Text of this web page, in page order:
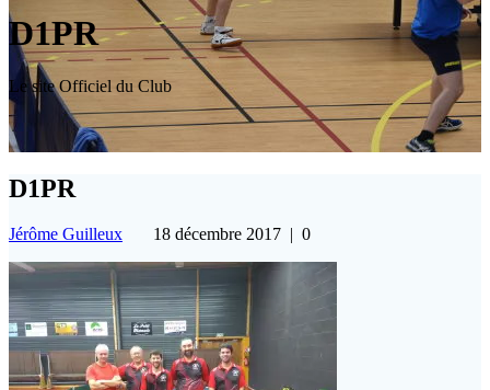
D1PR
Le site Officiel du Club
D1PR
Jérôme Guilleux 18 décembre 2017 | 0